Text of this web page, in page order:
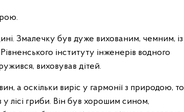
Змалечку був дуже вихованим, чемним, із
інституту інженерів водного
виховував дітей.
а оскільки виріс у гармонії з природою, то
лісі гриби. Він був хорошим сином,